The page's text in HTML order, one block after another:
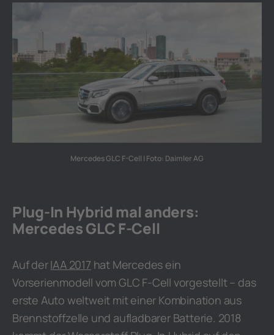
Mercedes GLC F-Cell | Foto: Daimler AG
Plug-In Hybrid mal anders:
Mercedes GLC F-Cell
Auf derIAA 2017 hat Mercedes ein
Vorserienmodell vom GLC F-Cell vorgestellt – das
erste Auto weltweit mit einer Kombination aus
Brennstoffzelle und aufladbarer Batterie. 2018